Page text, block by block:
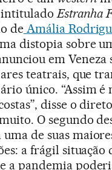
Estranha
deAmália
distopia sobre
em Veneza
teatrais, que
único. “Assim
disse o
O segundo
de suas
a frágil situação
a pandemia